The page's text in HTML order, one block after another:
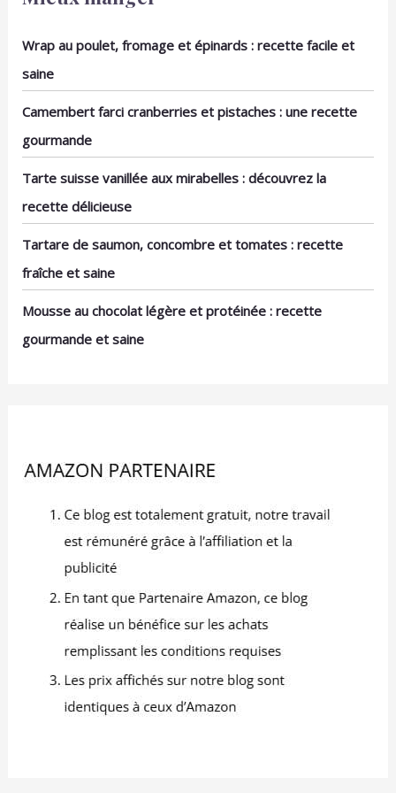
Wrap au poulet, fromage et épinards : recette facile et
saine
Camembert farci cranberries et pistaches : une recette
gourmande
Tarte suisse vanillée aux mirabelles : découvrez la
recette délicieuse
Tartare de saumon, concombre et tomates : recette
fraîche et saine
Mousse au chocolat légère et protéinée : recette
gourmande et saine